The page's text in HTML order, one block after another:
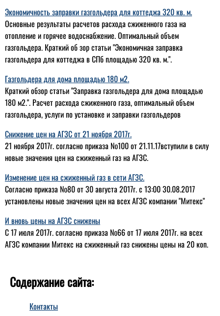
Экономичность заправки газгольдера для коттеджа 320 кв. м.
Основные результаты расчетов расхода сжиженного газа на
отопление и горячее водоснабжение. Оптимальный объем
газгольдера. Краткий об зор статьи "Экономичная заправка
газгольдера для коттеджа в СПб площадью 320 кв. м.".
Газгольдера для дома площадью 180 м2.
Краткий обзор статьи "Заправка газгольдера для дома площадью
180 м2.". Расчет расхода сжиженного газа, оптимальный объем
газгольдера, услуги по установке и заправки газгольдеров
Снижение цен на АГЗС от 21 ноября 2017г.
21 ноября 2017г. согласно приказа №100 от 21.11.17вступили в силу
новые значения цен на сжиженный газ на АГЗС.
Изменение цен на сжиженный газ в сети АГЗС.
Согласно приказа №80 от 30 августа 2017г. с 13:00 30.08.2017
установлены новые значения цен на всех АГЗС компании "Митекс"
И вновь цены на АГЗС снижены
С 17 июля 2017г. согласно приказа №66 от 17 июля 2017г. на всех
АГЗС компании Митекс на сжиженный газ снижены цены на 20 коп.
Содержание сайта:
Контакты